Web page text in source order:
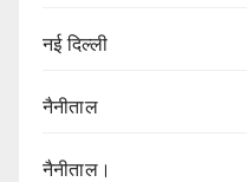
नई दिल्ली
नैनीताल
नैनीताल।